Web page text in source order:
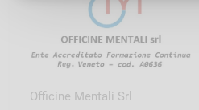
Officine Mentali Srl